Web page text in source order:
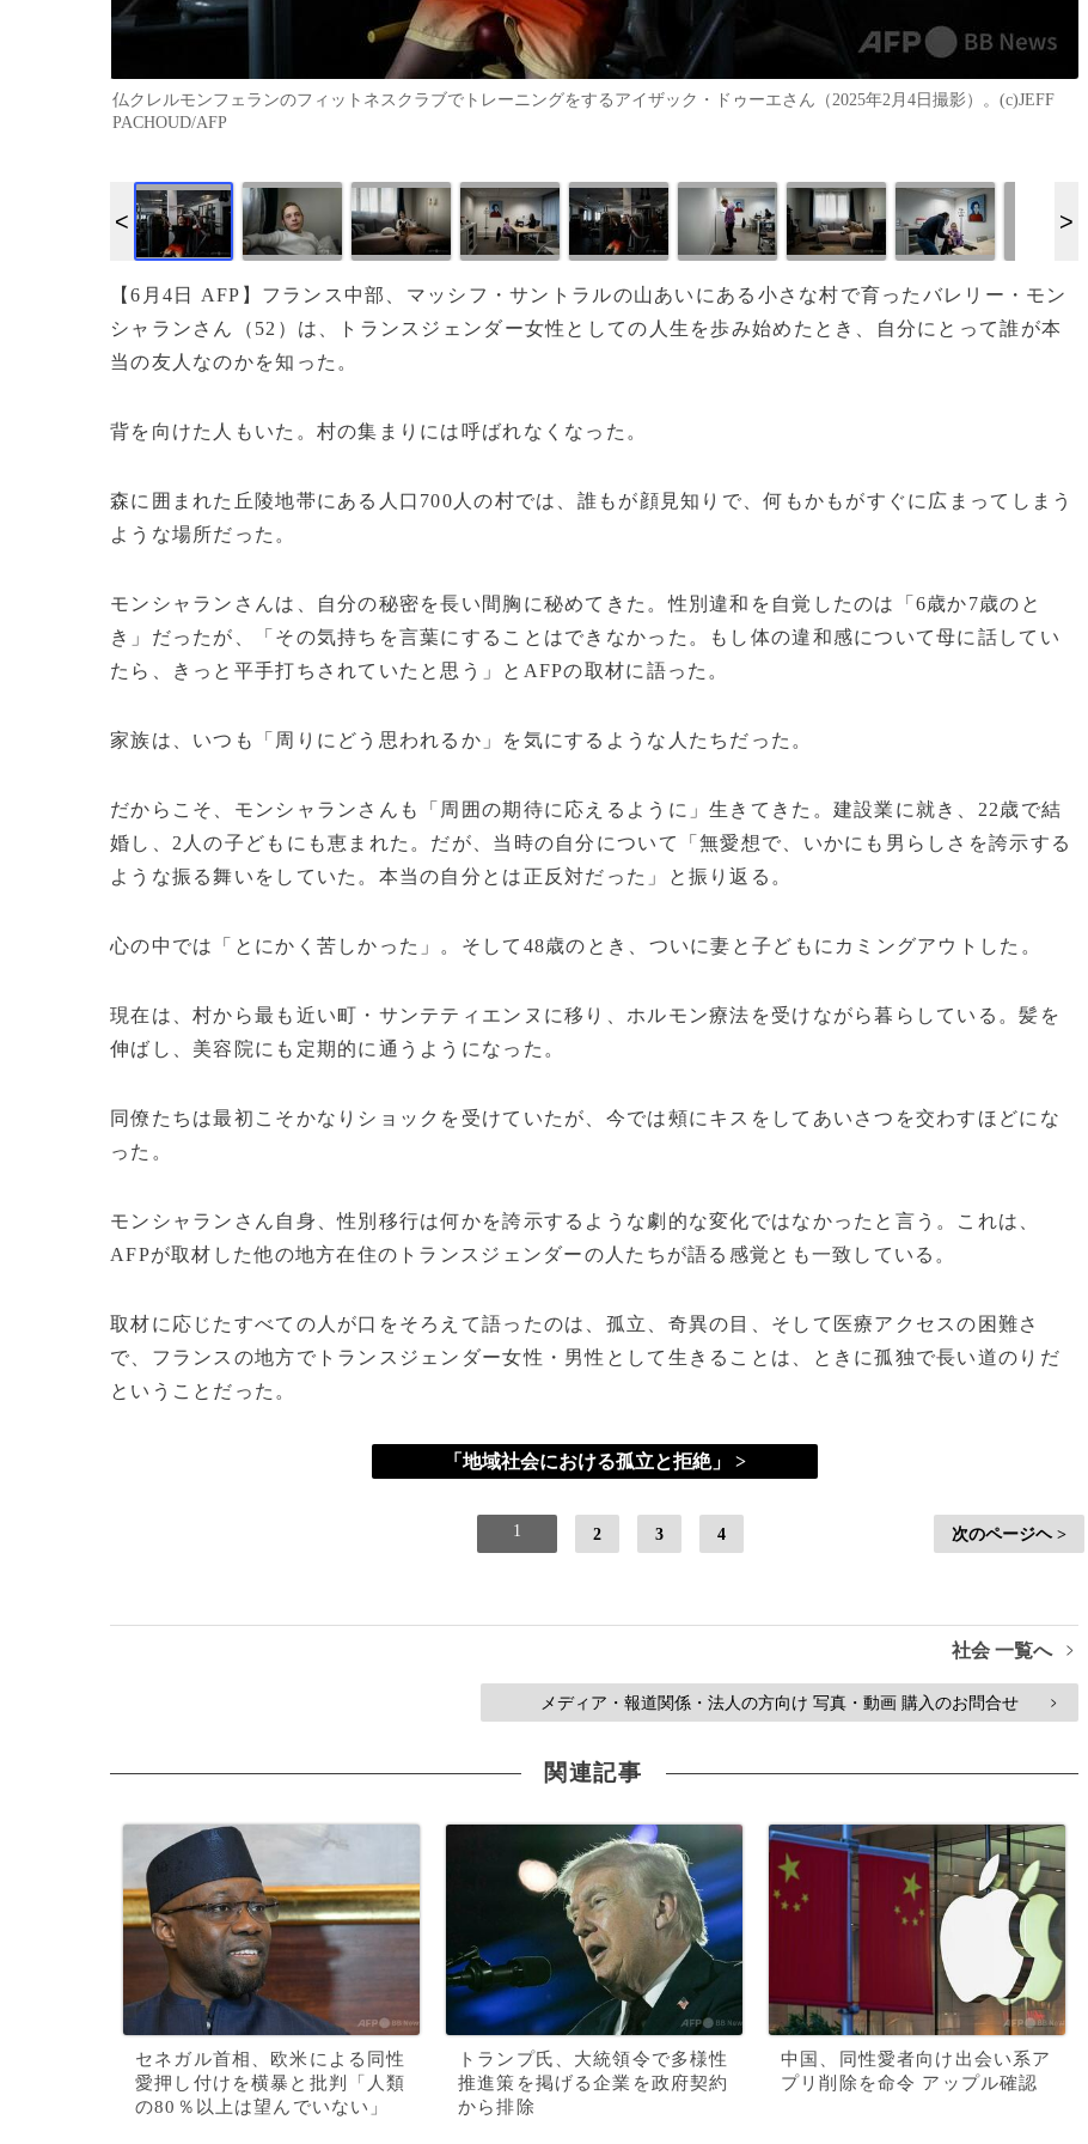
仏クレルモンフェランのフィットネスクラブでトレーニングをするアイザック・ドゥーエさん（2025年2月4日撮影）。(c)JEFF
PACHOUD/AFP
【6月4日 AFP】フランス中部、マッシフ・サントラルの山あいにある小さな村で育ったバレリー・モン
シャランさん（52）は、トランスジェンダー女性としての人生を歩み始めたとき、自分にとって誰が本
当の友人なのかを知った。
背を向けた人もいた。村の集まりには呼ばれなくなった。
森に囲まれた丘陵地帯にある人口700人の村では、誰もが顔見知りで、何もかもがすぐに広まってしまう
ような場所だった。
モンシャランさんは、自分の秘密を長い間胸に秘めてきた。性別違和を自覚したのは「6歳か7歳のと
き」だったが、「その気持ちを言葉にすることはできなかった。もし体の違和感について母に話してい
たら、きっと平手打ちされていたと思う」とAFPの取材に語った。
家族は、いつも「周りにどう思われるか」を気にするような人たちだった。
だからこそ、モンシャランさんも「周囲の期待に応えるように」生きてきた。建設業に就き、22歳で結
婚し、2人の子どもにも恵まれた。だが、当時の自分について「無愛想で、いかにも男らしさを誇示する
ような振る舞いをしていた。本当の自分とは正反対だった」と振り返る。
心の中では「とにかく苦しかった」。そして48歳のとき、ついに妻と子どもにカミングアウトした。
現在は、村から最も近い町・サンテティエンヌに移り、ホルモン療法を受けながら暮らしている。髪を
伸ばし、美容院にも定期的に通うようになった。
同僚たちは最初こそかなりショックを受けていたが、今では頰にキスをしてあいさつを交わすほどにな
った。
モンシャランさん自身、性別移行は何かを誇示するような劇的な変化ではなかったと言う。これは、
AFPが取材した他の地方在住のトランスジェンダーの人たちが語る感覚とも一致している。
取材に応じたすべての人が口をそろえて語ったのは、孤立、奇異の目、そして医療アクセスの困難さ
で、フランスの地方でトランスジェンダー女性・男性として生きることは、ときに孤独で長い道のりだ
ということだった。
「地域社会における孤立と拒絶」 >
1 2 3 4 次のページヘ >
社会 一覧へ >
メディア・報道関係・法人の方向け 写真・動画 購入のお問合せ >
関連記事
セネガル首相、欧米による同性
愛押し付けを横暴と批判「人類
の80％以上は望んでいない」
トランプ氏、大統領令で多様性
推進策を掲げる企業を政府契約
から排除
中国、同性愛者向け出会い系ア
プリ削除を命令 アップル確認